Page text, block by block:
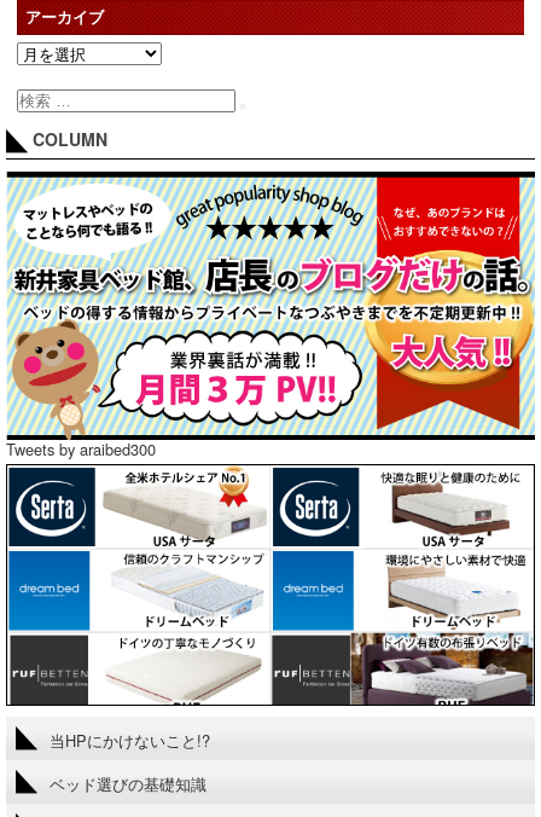
アーカイブ
COLUMN
Tweets by araibed300
当HPにかけないこと!?
ベッド選びの基礎知識